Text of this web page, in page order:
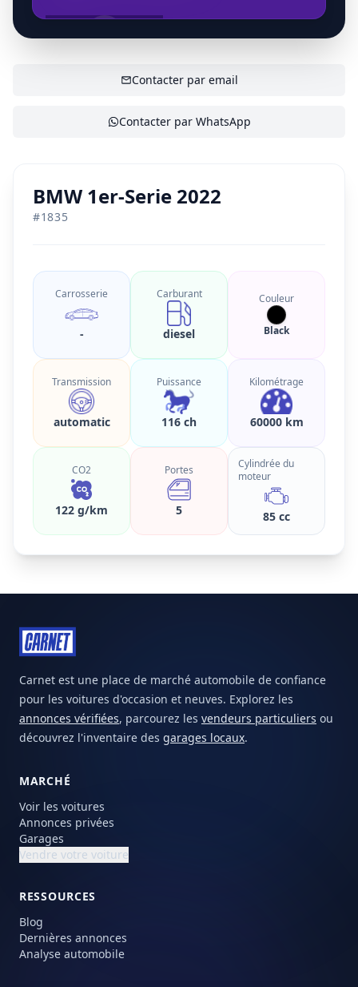
Contacter par email
Contacter par WhatsApp
BMW 1er-Serie 2022
#1835
Carrosserie
-
Carburant
diesel
Couleur
Black
Transmission
automatic
Puissance
116 ch
Kilométrage
60000 km
CO2
122 g/km
Portes
5
Cylindrée du
moteur
85 cc
Carnet est une place de marché automobile de confiance
pour les voitures d'occasion et neuves. Explorez les
annonces vérifiées, parcourez les vendeurs particuliers ou
découvrez l'inventaire des garages locaux.
MARCHÉ
Voir les voitures
Annonces privées
Garages
Vendre votre voiture
RESSOURCES
Blog
Dernières annonces
Analyse automobile